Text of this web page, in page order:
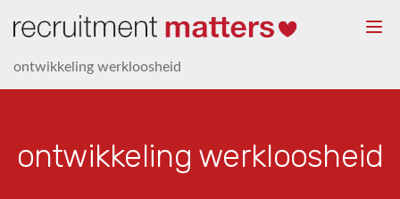
ontwikkeling werkloosheid
ontwikkeling werkloosheid